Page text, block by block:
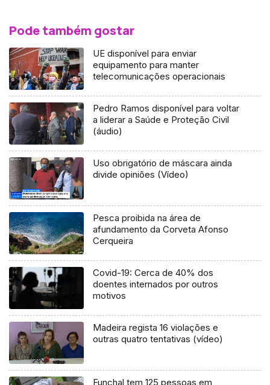
Pode também gostar
UE disponível para enviar
equipamento para manter
telecomunicações operacionais
Pedro Ramos disponível para voltar
a liderar a Saúde e Proteção Civil
(áudio)
Uso obrigatório de máscara ainda
divide opiniões (Vídeo)
Pesca proibida na área de
afundamento da Corveta Afonso
Cerqueira
Covid-19: Cerca de 40% dos
doentes internados por outros
motivos
Madeira regista 16 violações e
outras quatro tentativas (vídeo)
Funchal tem 125 pessoas em